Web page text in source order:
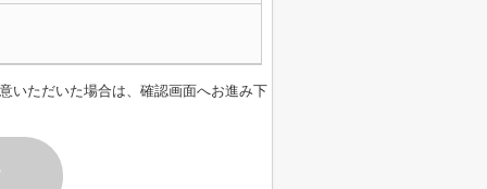
いただいた場合は、確認画面へお進み下